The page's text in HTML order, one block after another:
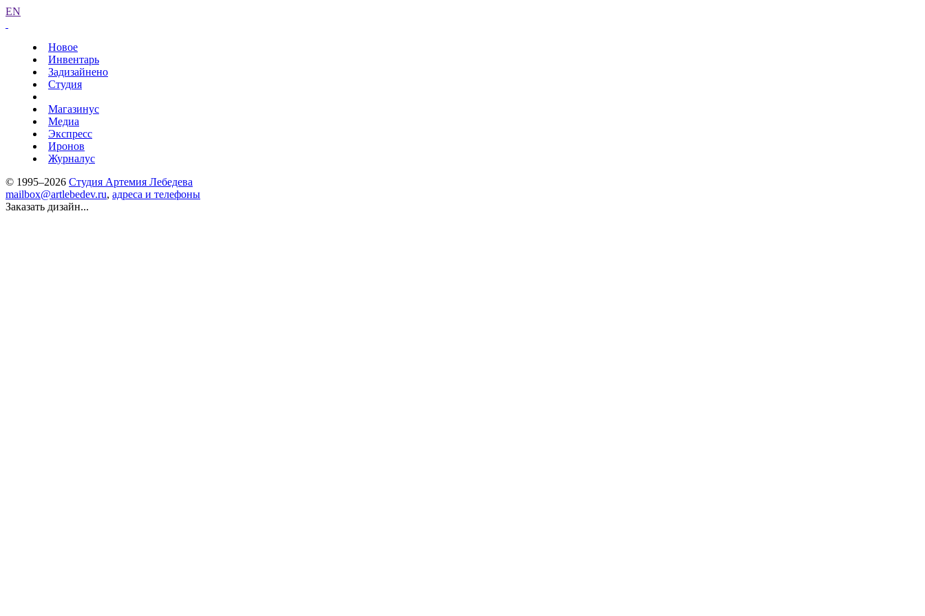
EN
Новое
Инвентарь
Задизайнено
Студия
Магазинус
Медиа
Экспресс
Иронов
Журналус
© 1995–2026 Студия Артемия Лебедева
mailbox@artlebedev.ru, адреса и телефоны
Заказать дизайн...